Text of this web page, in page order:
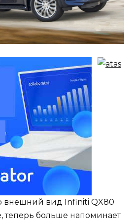
внешний вид Infiniti QX80
теперь больше напоминает